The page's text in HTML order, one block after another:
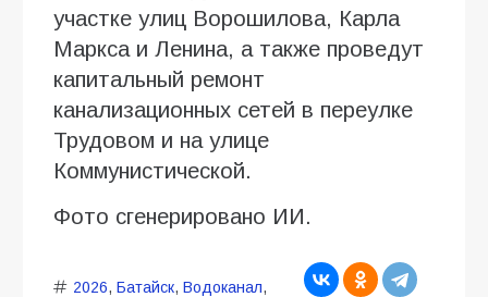
участке улиц Ворошилова, Карла
Маркса и Ленина, а также проведут
капитальный ремонт
канализационных сетей в переулке
Трудовом и на улице
Коммунистической.
Фото сгенерировано ИИ.
2026, Батайск, Водоканал,